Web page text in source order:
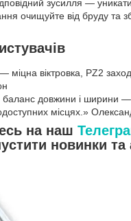
зусилля —
очищуйте від бруду та
— міцна віктровка, PZ2
баланс довжини і ширини
місцях.»
на наш
новинки та